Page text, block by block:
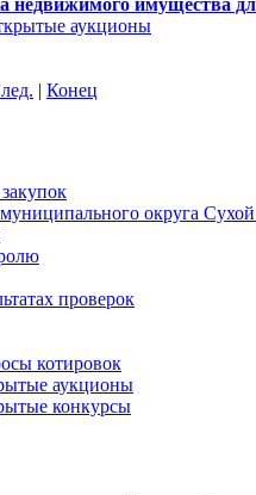
аукционы
| Конец
округа
проверок
котировок
аукционы
конкурсы